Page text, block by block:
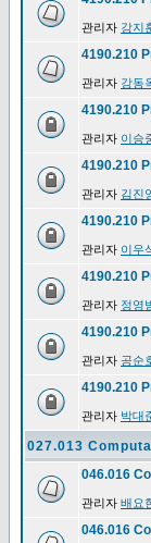
관리자 강지
4190.210
관리자 강동
4190.210
관리자 이승
4190.210
관리자 김진
4190.210
관리자 이우
4190.210
관리자 정영
4190.210
관리자 공순
4190.210
관리자 박대
027.013
046.016
관리자 배요
046.016